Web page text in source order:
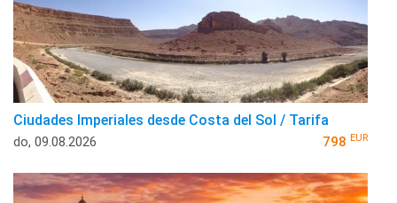
Ciudades Imperiales desde Costa del Sol / Tarifa
do, 09.08.2026 798 EUR